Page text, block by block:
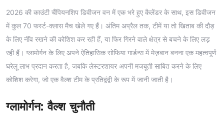
2026 की काउंटी चैंपियनशिप डिवीजन वन में एक भरे हुए कैलेंडर के साथ, इस डिवीजन
में कुल 70 फर्स्ट-क्लास मैच खेले गए हैं। अंतिम अप्रैल तक, टीमें या तो खिताब की दौड़
के लिए नींव रखने की कोशिश कर रही हैं, या फिर गिरने वाले क्षेत्र से बचने के लिए लड़
रही हैं। ग्लामोर्गन के लिए अपने ऐतिहासिक सोफिया गार्डन्स में मेज़बान बनना एक महत्वपूर्ण
घरेलू लाभ प्रदान करता है, जबकि लेस्टरशायर अपनी मजबूती साबित करने के लिए
कोशिश करेगा, जो एक वैल्श टीम के प्रतिद्वंद्वी के रूप में जानी जाती है।
ग्लामोर्गन: वैल्श चुनौती